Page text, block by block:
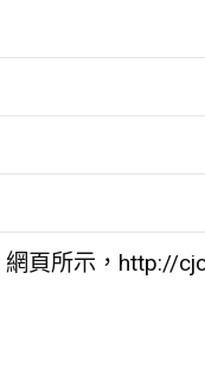
頁所示，http://